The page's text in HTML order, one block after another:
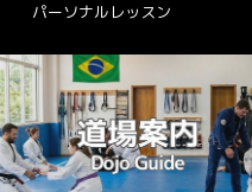
パーソナルレッスン